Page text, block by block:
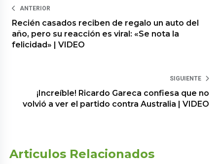
ANTERIOR
Recién casados reciben de regalo un auto del
año, pero su reacción es viral: «Se nota la
felicidad» | VIDEO
SIGUIENTE
¡Increíble! Ricardo Gareca confiesa que no
volvió a ver el partido contra Australia | VIDEO
Articulos Relacionados